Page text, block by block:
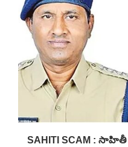
SAHITI SCAM : సాహితీ